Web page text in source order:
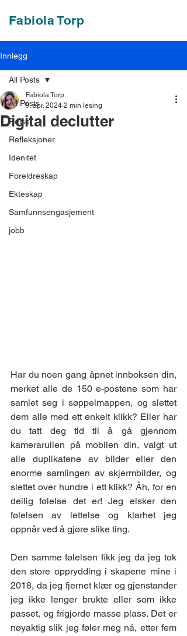
Fabiola Torp
Innlegg
All Posts
Reise
Refleksjoner
Idenitet
Foreldreskap
Ekteskap
Samfunnsengasjement
jobb
All Posts
Digital declutter
Fabiola Torp
9. apr. 2024 2 min lesing
Har du noen gang åpnet innboksen din,
merket alle de 150 e-postene som har
samlet seg i søppelmappen, og slettet
dem alle med ett enkelt klikk? Eller har
du tatt deg tid til å gå gjennom
kamerarullen på mobilen din, valgt ut
alle duplikatene av bilder eller den
enorme samlingen av skjermbilder, og
slettet over hundre i ett klikk? Åh, for en
deilig følelse det er! Jeg elsker den
følelsen av lettelse og klarhet jeg
oppnår ved å gjøre slike ting.
Den samme følelsen fikk jeg da jeg tok
den store opprydding i skapene mine i
2018, da jeg fjernet klær og gjenstander
jeg ikke lenger brukte eller som ikke
passet, og frigjorde masse plass. Det er
nøyaktig slik jeg føler meg nå, etter fem